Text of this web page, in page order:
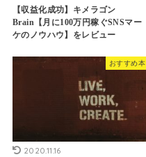
【収益化成功】キメラゴン
Brain【月に100万円稼ぐSNSマー
ケのノウハウ】をレビュー
おすすめ本
2020.11.16